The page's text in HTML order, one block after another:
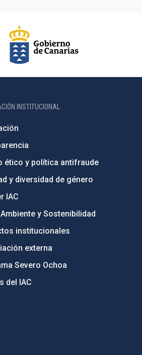
INSTITUCIONAL
ético y política antifraude
y diversidad de género
IAC
y Sostenibilidad
institucionales
externa
Severo Ochoa
del IAC